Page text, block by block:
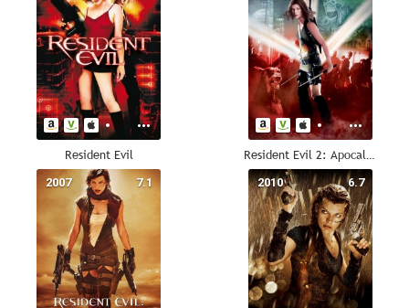
Resident Evil Resident Evil 2: Apocalipsis
7.1
2007 6.7
2010